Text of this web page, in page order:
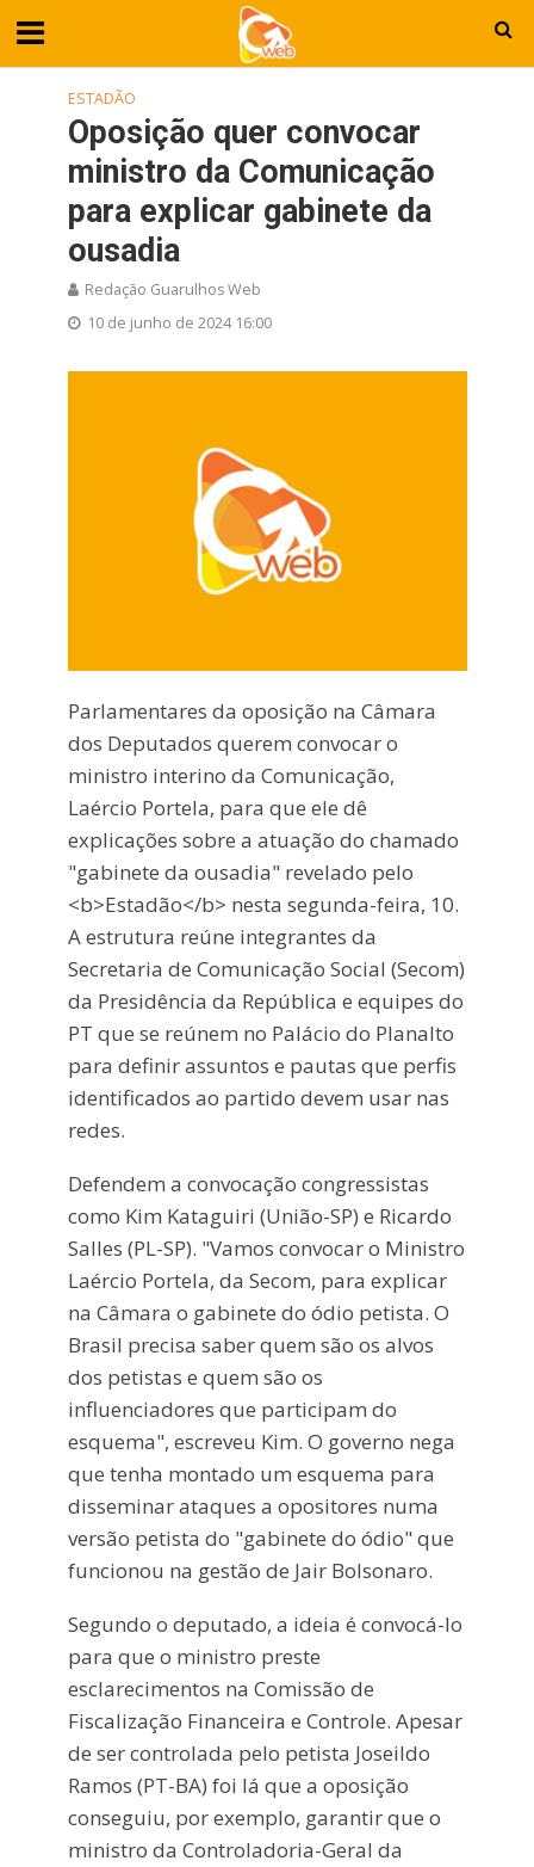
ESTADÃO
Oposição quer convocar
ministro da Comunicação
para explicar gabinete da
ousadia
Redação Guarulhos Web
10 de junho de 2024 16:00
Parlamentares da oposição na Câmara
dos Deputados querem convocar o
ministro interino da Comunicação,
Laércio Portela, para que ele dê
explicações sobre a atuação do chamado
"gabinete da ousadia" revelado pelo
<b>Estadão</b> nesta segunda-feira, 10.
A estrutura reúne integrantes da
Secretaria de Comunicação Social (Secom)
da Presidência da República e equipes do
PT que se reúnem no Palácio do Planalto
para definir assuntos e pautas que perfis
identificados ao partido devem usar nas
redes.
Defendem a convocação congressistas
como Kim Kataguiri (União-SP) e Ricardo
Salles (PL-SP). "Vamos convocar o Ministro
Laércio Portela, da Secom, para explicar
na Câmara o gabinete do ódio petista. O
Brasil precisa saber quem são os alvos
dos petistas e quem são os
influenciadores que participam do
esquema", escreveu Kim. O governo nega
que tenha montado um esquema para
disseminar ataques a opositores numa
versão petista do "gabinete do ódio" que
funcionou na gestão de Jair Bolsonaro.
Segundo o deputado, a ideia é convocá-lo
para que o ministro preste
esclarecimentos na Comissão de
Fiscalização Financeira e Controle. Apesar
de ser controlada pelo petista Joseildo
Ramos (PT-BA) foi lá que a oposição
conseguiu, por exemplo, garantir que o
ministro da Controladoria-Geral da